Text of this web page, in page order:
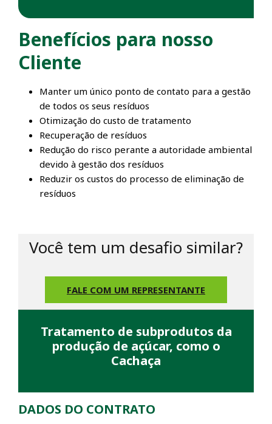
Benefícios para nosso
Cliente
Manter um único ponto de contato para a gestão
de todos os seus resíduos
Otimização do custo de tratamento
Recuperação de resíduos
Redução do risco perante a autoridade ambiental
devido à gestão dos resíduos
Reduzir os custos do processo de eliminação de
resíduos
Você tem um desafio similar?
FALE COM UM REPRESENTANTE
Tratamento de subprodutos da
produção de açúcar, como o
Cachaça
DADOS DO CONTRATO